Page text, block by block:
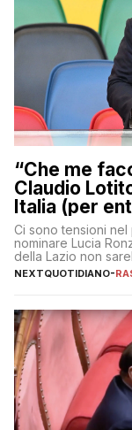
“Che me
Claudio
Italia (per
Ci sono tensioni
nominare Lucia
della Lazio non
NEXTQUOTIDIANO-